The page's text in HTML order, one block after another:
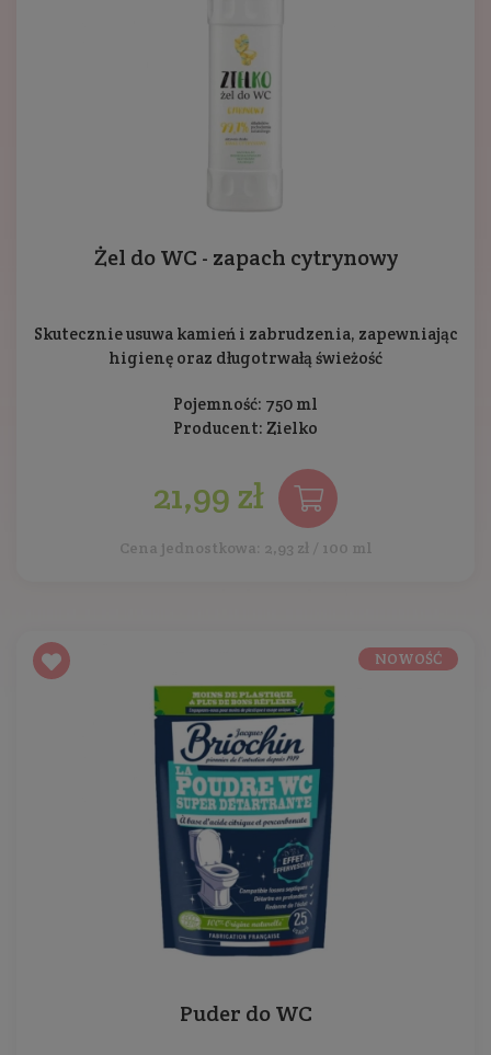
Żel do WC - zapach cytrynowy
Skutecznie usuwa kamień i zabrudzenia, zapewniając
higienę oraz długotrwałą świeżość
Pojemność: 750 ml
Producent: Zielko
21,99 zł
Cena jednostkowa: 2,93 zł / 100 ml
Puder do WC
NOWOŚĆ